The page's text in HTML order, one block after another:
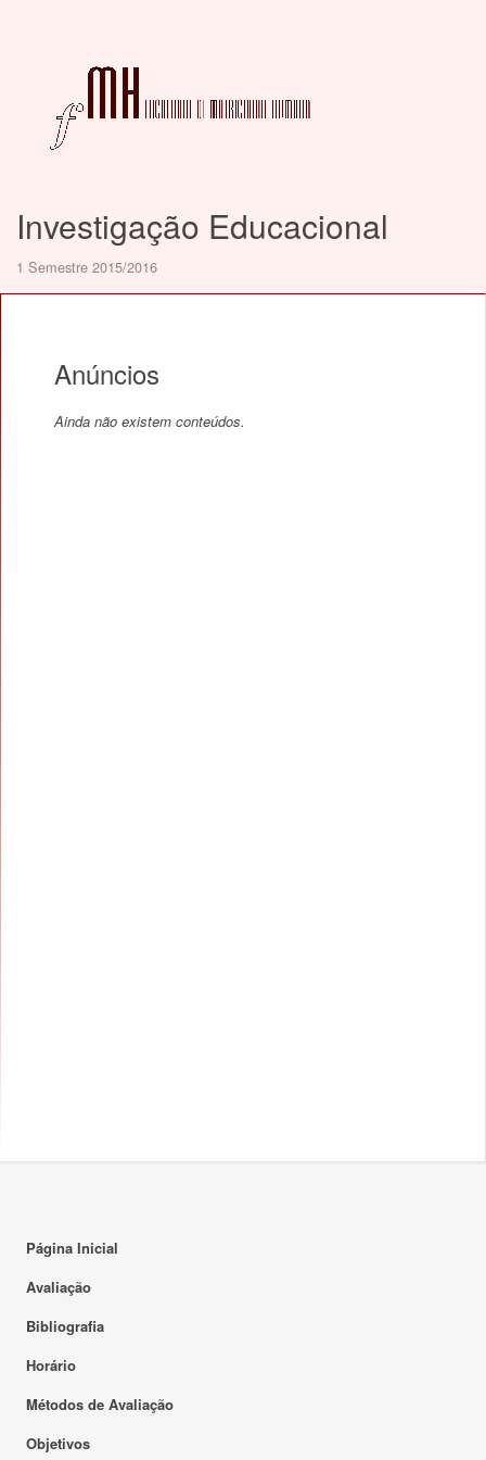
Investigação Educacional
1 Semestre 2015/2016
Anúncios
Ainda não existem conteúdos.
Página Inicial
Avaliação
Bibliografia
Horário
Métodos de Avaliação
Objetivos